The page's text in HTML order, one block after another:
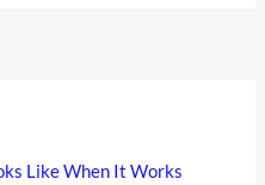
Like When It Works